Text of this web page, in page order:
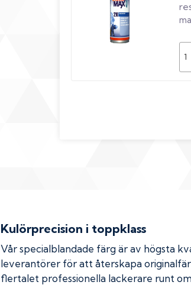
Kulörprecision i toppklass
Vår specialblandade färg är av högsta
leverantörer för att återskapa
flertalet professionella lackerare runt